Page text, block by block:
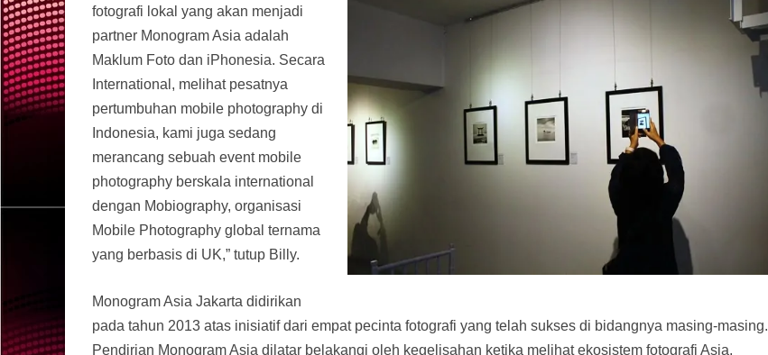
fotografi lokal yang akan menjadi
partner Monogram Asia adalah
Maklum Foto dan iPhonesia. Secara
International, melihat pesatnya
pertumbuhan mobile photography di
Indonesia, kami juga sedang
merancang sebuah event mobile
photography berskala international
dengan Mobiography, organisasi
Mobile Photography global ternama
yang berbasis di UK,” tutup Billy.
Monogram Asia Jakarta didirikan
pada tahun 2013 atas inisiatif dari empat pecinta fotografi yang telah sukses di bidangnya masing-masing.
Pendirian Monogram Asia dilatar belakangi oleh kegelisahan ketika melihat ekosistem fotografi Asia,